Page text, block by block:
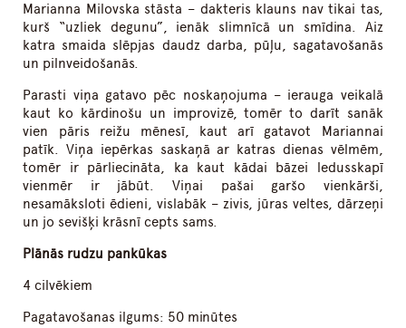
Marianna Milovska stāsta – dakteris klauns nav tikai tas,
kurš “uzliek degunu”, ienāk slimnīcā un smīdina. Aiz
katra smaida slēpjas daudz darba, pūļu, sagatavošanās
un pilnveidošanās.
Parasti viņa gatavo pēc noskaņojuma – ierauga veikalā
kaut ko kārdinošu un improvizē, tomēr to darīt sanāk
vien pāris reižu mēnesī, kaut arī gatavot Mariannai
patīk. Viņa iepērkas saskaņā ar katras dienas vēlmēm,
tomēr ir pārliecināta, ka kaut kādai bāzei ledusskapī
vienmēr ir jābūt. Viņai pašai garšo vienkārši,
nesamāksloti ēdieni, vislabāk – zivis, jūras veltes, dārzeņi
un jo sevišķi krāsnī cepts sams.
Plānās rudzu pankūkas
4 cilvēkiem
Pagatavošanas ilgums: 50 minūtes